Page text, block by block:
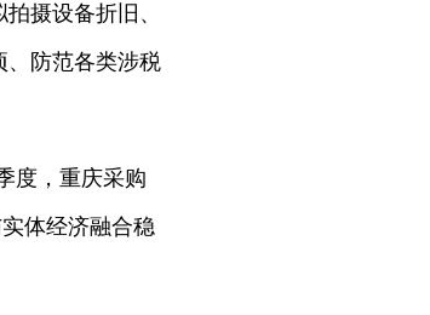
摄设备折旧、
、防范各类涉税
度，重庆采购
体经济融合稳